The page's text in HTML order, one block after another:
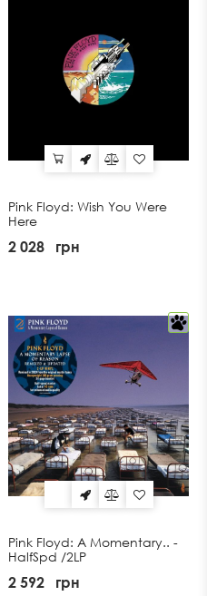
Pink Floyd: Wish You Were
Here
2 028 грн
Pink Floyd: A Momentary.. -
HalfSpd /2LP
2 592 грн